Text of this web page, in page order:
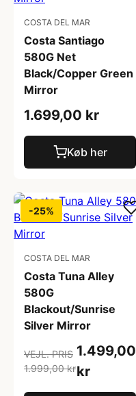
COSTA DEL MAR
Costa Santiago
580G Net
Black/Copper Green
Mirror
1.699,00 kr
Køb her
-25%
COSTA DEL MAR
Costa Tuna Alley
580G
Blackout/Sunrise
Silver Mirror
VEJL. PRIS
1.999,00 kr
1.499,00
kr